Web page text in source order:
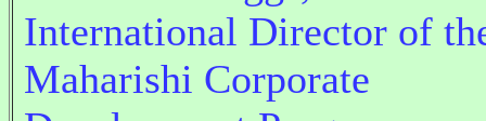
International Director of
Maharishi Corporate